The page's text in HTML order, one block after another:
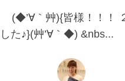
(◆’∀｀艸){皆様！！！
した♪}(艸’∀｀◆) &nbs...